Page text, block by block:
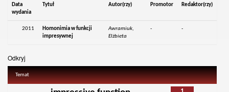
Data
wydania
Tytuł Autor(rzy) Promotor Redaktor(rzy)
2011
Homonimia w funkcji
impresywnej
Awramiuk,
Elżbieta
- -
Odkryj
Temat